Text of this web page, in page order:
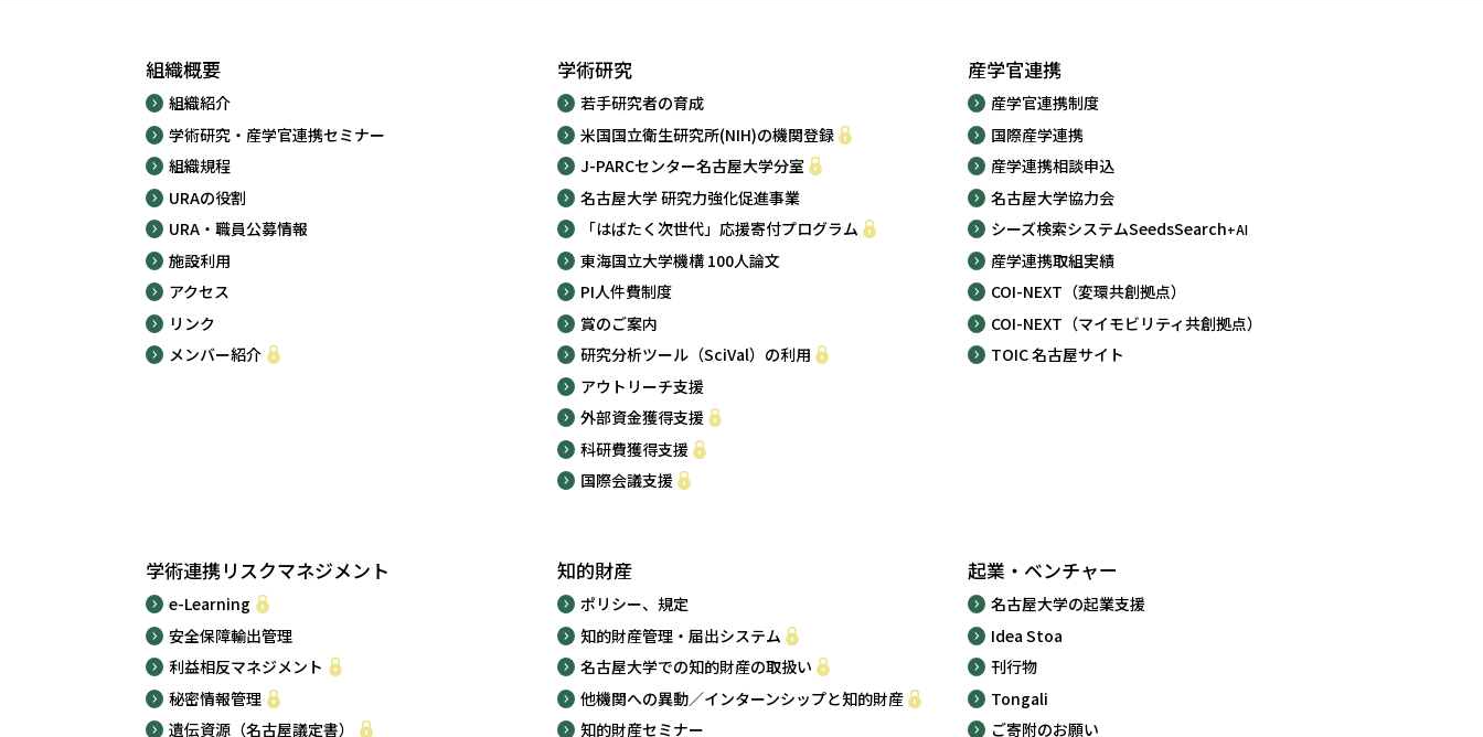
組織概要
組織紹介
学術研究・産学官連携セミナー
組織規程
URAの役割
URA・職員公募情報
施設利用
アクセス
リンク
メンバー紹介
学術研究
若手研究者の育成
米国国立衛生研究所(NIH)の機関登録
J-PARCセンター名古屋大学分室
名古屋大学 研究力強化促進事業
「はばたく次世代」応援寄付プログラム
東海国立大学機構 100人論文
PI人件費制度
賞のご案内
研究分析ツール（SciVal）の利用
アウトリーチ支援
外部資金獲得支援
科研費獲得支援
国際会議支援
産学官連携
産学官連携制度
国際産学連携
産学連携相談申込
名古屋大学協力会
シーズ検索システムSeedsSearch+AI
産学連携取組実績
COI-NEXT（変環共創拠点）
COI-NEXT（マイモビリティ共創拠点）
TOIC 名古屋サイト
学術連携リスクマネジメント
e-Learning
安全保障輸出管理
利益相反マネジメント
秘密情報管理
遺伝資源（名古屋議定書）
知的財産
ポリシー、規定
知的財産管理・届出システム
名古屋大学での知的財産の取扱い
他機関への異動／インターンシップと知的財産
知的財産セミナー
起業・ベンチャー
名古屋大学の起業支援
Idea Stoa
刊行物
Tongali
ご寄附のお願い